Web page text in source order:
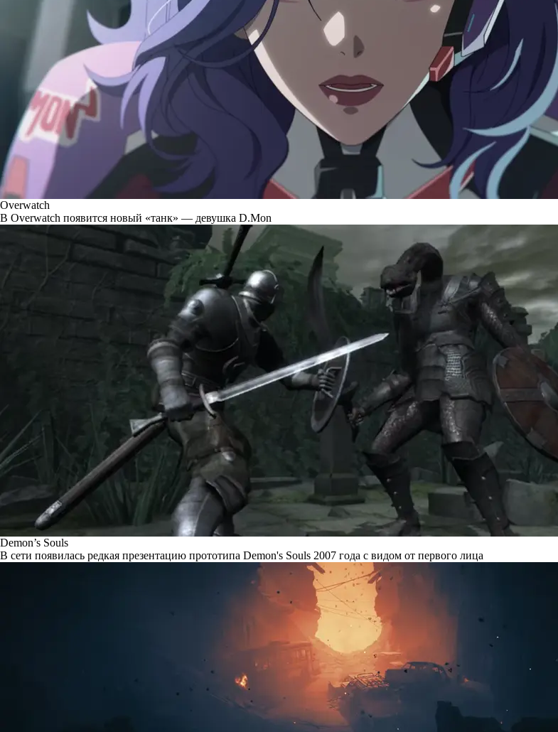
Overwatch
В Overwatch появится новый «танк» — девушка D.Mon
Demon’s Souls
В сети появилась редкая презентацию прототипа Demon's Souls 2007 года с видом от первого лица